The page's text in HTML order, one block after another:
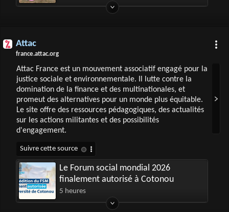
Attac
france.attac.org
Attac France est un mouvement associatif engagé pour la
justice sociale et environnementale. Il lutte contre la
domination de la finance et des multinationales, et
promeut des alternatives pour un monde plus équitable.
Le site offre des ressources pédagogiques, des actualités
sur les actions militantes et des possibilités
d'engagement.
Le Forum social mondial 2026
finalement autorisé à Cotonou
5 heures